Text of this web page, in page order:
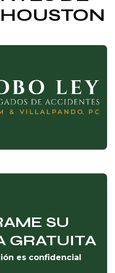
SU
GRATUITA
es confidencial